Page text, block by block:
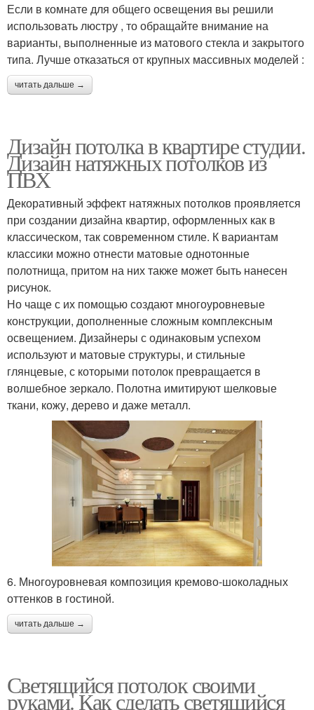
Если в комнате для общего освещения вы решили
использовать люстру , то обращайте внимание на
варианты, выполненные из матового стекла и закрытого
типа. Лучше отказаться от крупных массивных моделей :
читать дальше →
Дизайн потолка в квартире студии.
Дизайн натяжных потолков из
ПВХ
Декоративный эффект натяжных потолков проявляется
при создании дизайна квартир, оформленных как в
классическом, так современном стиле. К вариантам
классики можно отнести матовые однотонные
полотнища, притом на них также может быть нанесен
рисунок.
Но чаще с их помощью создают многоуровневые
конструкции, дополненные сложным комплексным
освещением. Дизайнеры с одинаковым успехом
используют и матовые структуры, и стильные
глянцевые, с которыми потолок превращается в
волшебное зеркало. Полотна имитируют шелковые
ткани, кожу, дерево и даже металл.
6. Многоуровневая композиция кремово-шоколадных
оттенков в гостиной.
читать дальше →
Светящийся потолок своими
руками. Как сделать светящийся